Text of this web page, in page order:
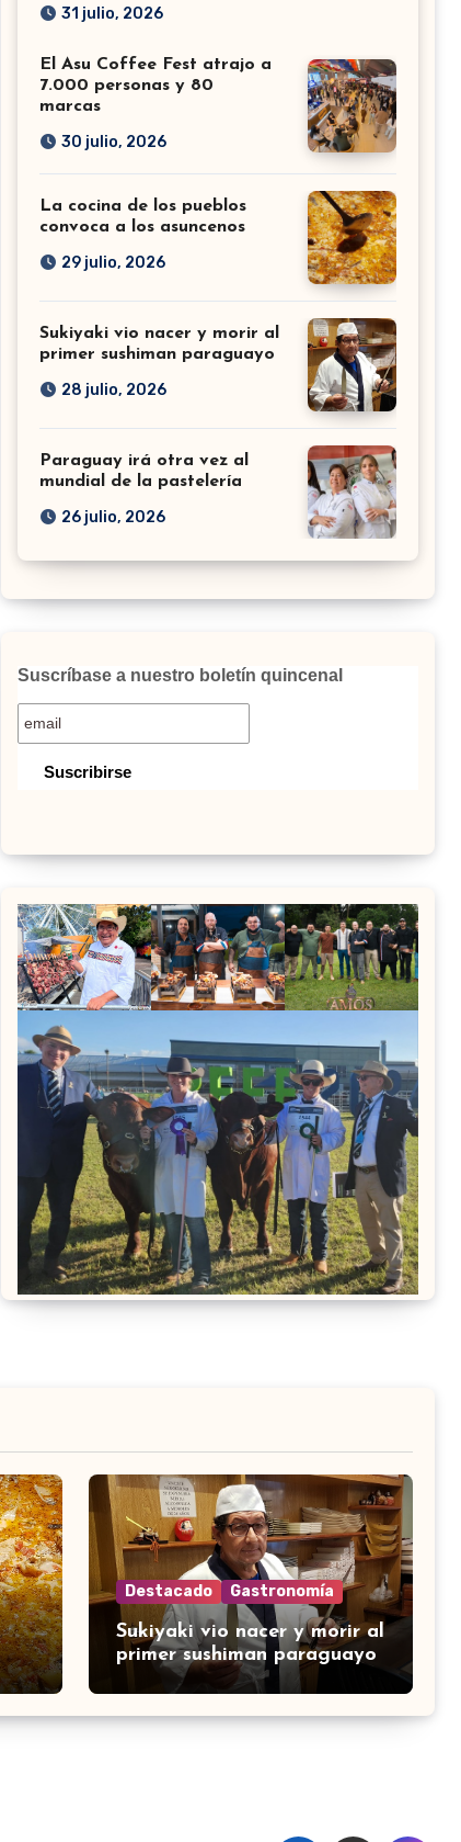
31 julio, 2026
El Asu Coffee Fest atrajo a
7.000 personas y 80
marcas
30 julio, 2026
La cocina de los pueblos
convoca a los asuncenos
29 julio, 2026
Sukiyaki vio nacer y morir al
primer sushiman paraguayo
28 julio, 2026
Paraguay irá otra vez al
mundial de la pastelería
26 julio, 2026
Suscríbase a nuestro boletín quincenal
Destacado Gastronomía
Sukiyaki vio nacer y morir al
primer sushiman paraguayo